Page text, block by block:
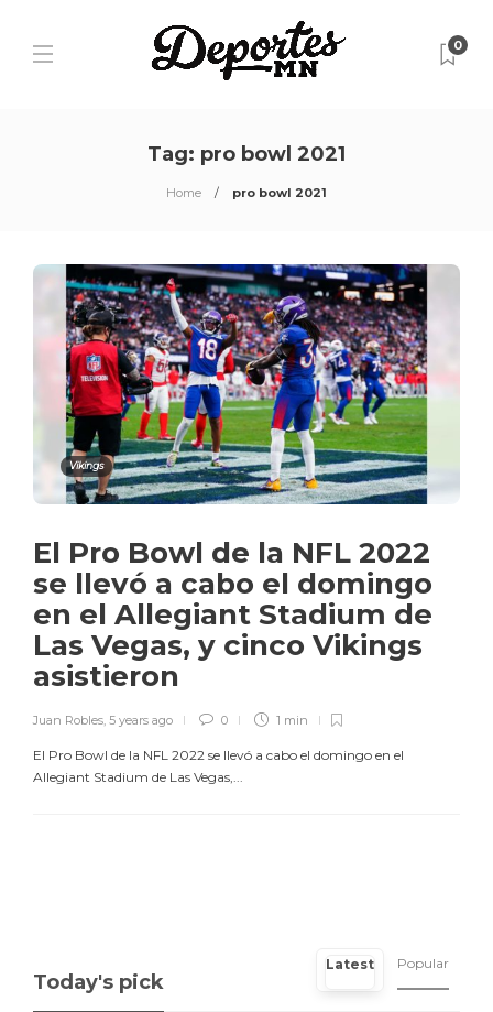
0
Tag: pro bowl 2021
Home pro bowl 2021
Vikings
El Pro Bowl de la NFL 2022
se llevó a cabo el domingo
en el Allegiant Stadium de
Las Vegas, y cinco Vikings
asistieron
Juan Robles, 5 years ago 0 1 min
El Pro Bowl de la NFL 2022 se llevó a cabo el domingo en el
Allegiant Stadium de Las Vegas,...
Today's pick
Latest Popular